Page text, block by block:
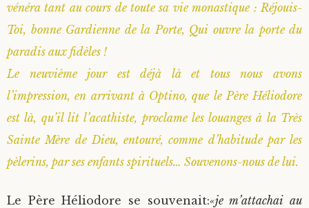
vénéra tant au cours de toute sa vie monastique : Réjouis-
Toi, bonne Gardienne de la Porte, Qui ouvre la porte du
paradis aux fidèles !
Le neuvième jour est déjà là et tous nous avons
l’impression, en arrivant à Optino, que le Père Héliodore
est là, qu’il lit l’acathiste, proclame les louanges à la Très
Sainte Mère de Dieu, entouré, comme d’habitude par les
pèlerins, par ses enfants spirituels… Souvenons-nous de lui.
Le Père Héliodore se souvenait:«je m’attachai au